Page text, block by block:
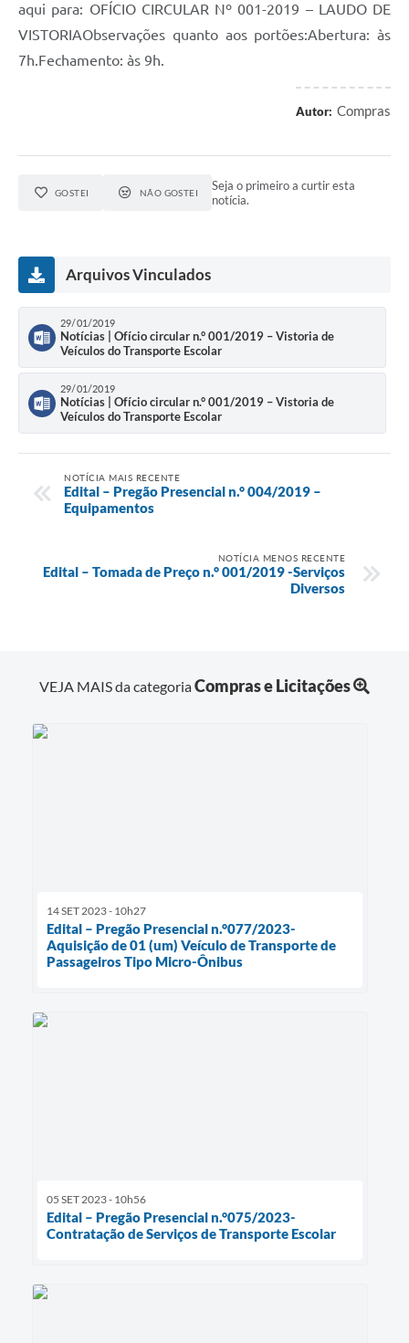
aqui para: OFÍCIO CIRCULAR Nº 001-2019 – LAUDO DE
VISTORIAObservações quanto aos portões:Abertura: às
7h.Fechamento: às 9h.
Autor: Compras
GOSTEI NÃO GOSTEI
Seja o primeiro a curtir esta
notícia.
Arquivos Vinculados
29/01/2019
Notícias | Ofício circular n.° 001/2019 – Vistoria de
Veículos do Transporte Escolar
29/01/2019
Notícias | Ofício circular n.° 001/2019 – Vistoria de
Veículos do Transporte Escolar
NOTÍCIA MAIS RECENTE
Edital – Pregão Presencial n.° 004/2019 –
Equipamentos
NOTÍCIA MENOS RECENTE
Edital – Tomada de Preço n.° 001/2019 -Serviços
Diversos
VEJA MAIS da categoriaCompras e Licitações
14 SET 2023 - 10h27
Edital – Pregão Presencial n.°077/2023-
Aquisição de 01 (um) Veículo de Transporte de
Passageiros Tipo Micro-Ônibus
05 SET 2023 - 10h56
Edital – Pregão Presencial n.°075/2023-
Contratação de Serviços de Transporte Escolar